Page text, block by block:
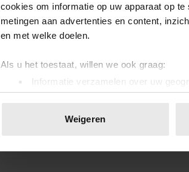
cookies om informatie op uw apparaat op
metingen aan advertenties en content,
en met welke doelen.
Als u het toestaat, willen we ook graag:
Informatie verzamelen over uw
Uw apparaat identificeren door het
toestemming op elk moment wijzigen of
We gebruiken cookies om content en
Weigeren